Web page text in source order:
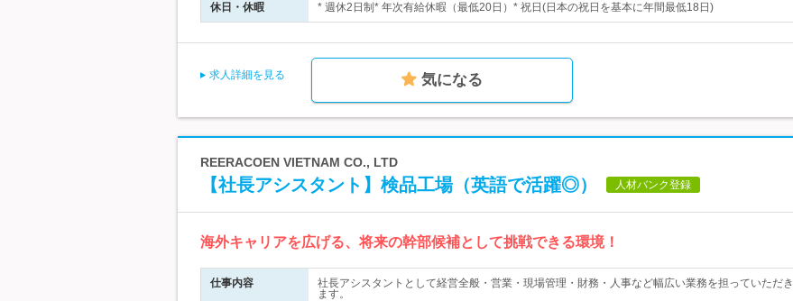
休日・休暇 * 週休2日制* 年次有給休暇（最低20日）* 祝日(日本の祝日を基本に年間最低18日)
求人詳細を見る 気になる
REERACOEN VIETNAM CO., LTD
【社長アシスタント】検品工場（英語で活躍◎） 人材バンク登録
海外キャリアを広げる、将来の幹部候補として挑戦できる環境！
仕事内容
社長アシスタントとして経営全般・営業・現場管理・財務・人事など幅広い業務を担っていただき
ます。